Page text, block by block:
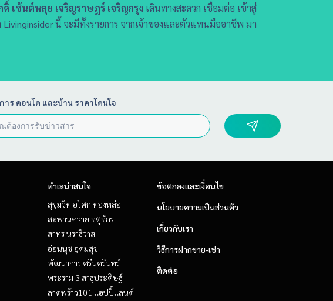
เซ้นต์หลุย เจริญราษฎร์ เจริญกรุง เดินทางสะดวก เชื่อมต่อ เข้าสู่
นี้ จะมีทั้งรายการ จากเจ้าของและตัวแทนมืออาชีพ มา
าร คอนโด และบ้าน ราคาโดนใจ
ทำเลน่าสนใจ
สุขุมวิท อโศก ทองหล่อ
สะพานควาย จตุจักร
สาทร นราธิวาส
อ่อนนุช อุดมสุข
พัฒนาการ ศรีนครินทร์
พระราม 3 สาธุประดิษฐ์
ลาดพร้าว101 แฮปปี้แลนด์
ข้อตกลงและเงื่อนไข
นโยบายความเป็นส่วนตัว
เกี่ยวกับเรา
วิธีการฝากขาย-เช่า
ติดต่อ